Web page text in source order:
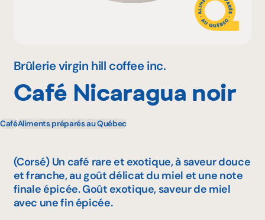
Brûlerie virgin hill coffee inc.
Café Nicaragua noir
CaféAliments préparés au Québec
(Corsé) Un café rare et exotique, à saveur douce
et franche, au goût délicat du miel et une note
finale épicée. Goût exotique, saveur de miel
avec une fin épicée.